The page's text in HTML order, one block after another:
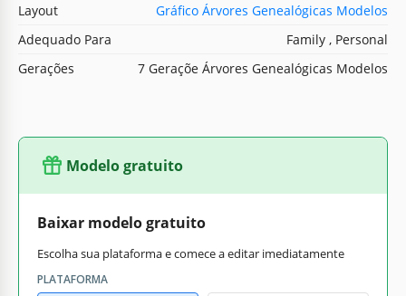
Layout
Gráfico Árvores Genealógicas Modelos
Adequado Para
Family , Personal
Gerações
7 Geraçõe Árvores Genealógicas Modelos
Modelo gratuito
Baixar modelo gratuito
Escolha sua plataforma e comece a editar imediatamente
PLATAFORMA